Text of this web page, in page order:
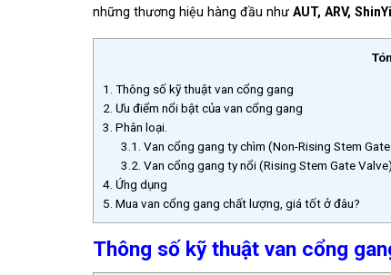
những thương hiệu hàng đầu như AUT, ARV,
1. Thông số kỹ thuật van cổng gang
2. Ưu điểm nổi bật của van cổng gang
3. Phân loại.
3.1. Van cổng gang ty chìm (Non-Rising Stem Gate
3.2. Van cổng gang ty nổi (Rising Stem Gate Valve).
4. Ứng dụng
5. Mua van cổng gang chất lượng, giá tốt ở đâu?
Thông số kỹ thuật van cổng